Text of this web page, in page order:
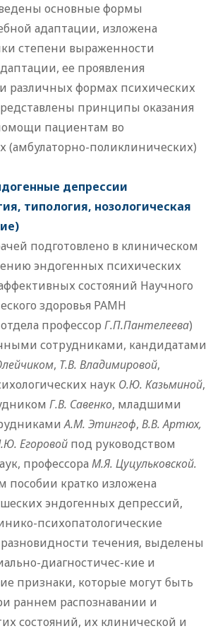
основные формы
адаптации, изложена
степени выраженности
ее проявления
различных формах психических
принципы оказания
пациентам во
(амбулаторно-поликлинических)
депрессии
типология, нозологическая
подготовлено в клиническом
эндогенных психических
состояний Научного
здоровья РАМН
профессор Г.П.Пантелеева)
сотрудниками, кандидатами
, Т.В. Владимировой,
наук О.Ю. Казьминой,
Г.В. Савенко, младшими
А.М. Этингоф, В.В. Артюх,
Егоровой под руководством
профессора М.Я. Цуцульковской.
пособии кратко изложена
эндогенных депрессий,
психопатологические
течения, выделены
диагностичес-кие и
признаки, которые могут быть
раннем распознавании и
состояний, их клинической и